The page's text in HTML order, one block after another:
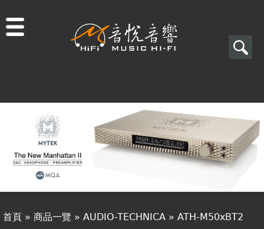
搜
表
單
搜
尋
商品一覽
二手專區
視聽專欄
購物須知
首頁 » 商品一覽 » AUDIO-TECHNICA » ATH-M50xBT2